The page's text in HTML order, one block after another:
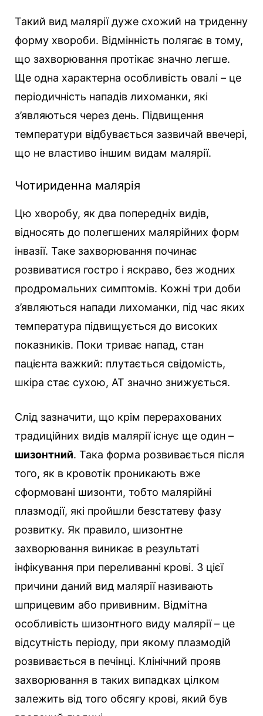
Такий вид малярії дуже схожий на триденну
форму хвороби. Відмінність полягає в тому,
що захворювання протікає значно легше.
Ще одна характерна особливість овалі – це
періодичність нападів лихоманки, які
з’являються через день. Підвищення
температури відбувається зазвичай ввечері,
що не властиво іншим видам малярії.
Чотириденна малярія
Цю хворобу, як два попередніх видів,
відносять до полегшених малярійних форм
інвазії. Таке захворювання починає
розвиватися гостро і яскраво, без жодних
продромальних симптомів. Кожні три доби
з’являються напади лихоманки, під час яких
температура підвищується до високих
показників. Поки триває напад, стан
пацієнта важкий: плутається свідомість,
шкіра стає сухою, АТ значно знижується.
Слід зазначити, що крім перерахованих
традиційних видів малярії існує ще один –
шизонтний. Така форма розвивається після
того, як в кровотік проникають вже
сформовані шизонти, тобто малярійні
плазмодії, які пройшли безстатеву фазу
розвитку. Як правило, шизонтне
захворювання виникає в результаті
інфікування при переливанні крові. З цієї
причини даний вид малярії називають
шприцевим або прививним. Відмітна
особливість шизонтного виду малярії – це
відсутність періоду, при якому плазмодій
розвивається в печінці. Клінічний прояв
захворювання в таких випадках цілком
залежить від того обсягу крові, який був